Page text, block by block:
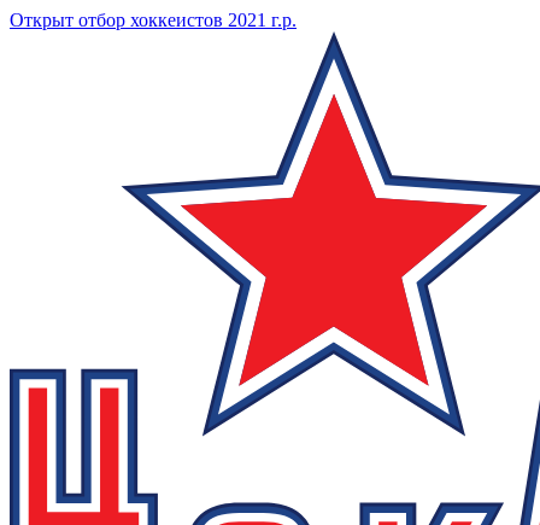
Открыт отбор хоккеистов 2021 г.р.